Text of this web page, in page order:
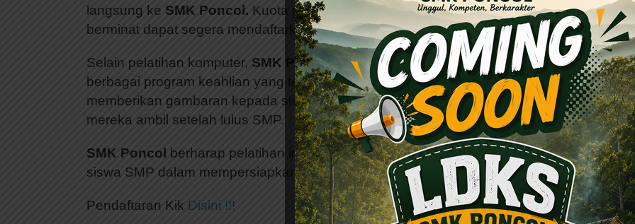
langsung ke SMK Poncol. Kuota peserta terbatas, sehingga diharapkan siswa yang
berminat dapat segera mendaftarkan diri.
Selain pelatihan komputer, SMK Poncoljuga akan memberikan informasi mengenai
berbagai program keahlian yang tersedia di sekolah tersebut. Hal ini bertujuan untuk
memberikan gambaran kepada siswa SMP mengenai pilihan pendidikan yang dapat
mereka ambil setelah lulus SMP.
SMK Poncol
berharap pelatihan ini dapat memberikan manfaat yang besar bagi para
siswa SMP dalam mempersiapkan diri menghadapi era digital. ( DV )
Pendaftaran Kik Disini !!!